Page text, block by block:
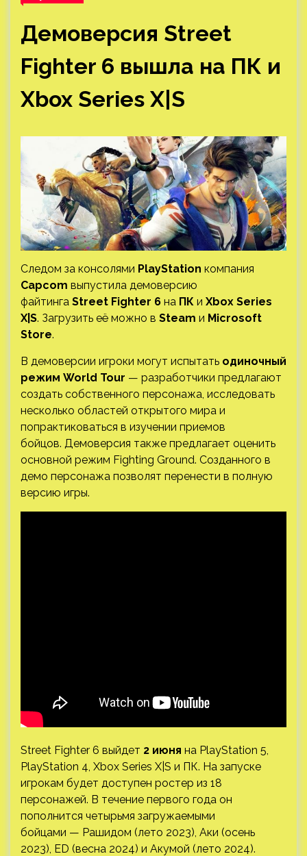
Демоверсия Street
Fighter 6 вышла на ПК и
Xbox Series X|S
Следом за консолями PlayStation компания
Capcom выпустила демоверсию
файтинга Street Fighter 6 на ПК и Xbox Series
X|S. Загрузить её можно в Steam и Microsoft
Store.
В демоверсии игроки могут испытать одиночный
режим World Tour — разработчики предлагают
создать собственного персонажа, исследовать
несколько областей открытого мира и
попрактиковаться в изучении приемов
бойцов. Демоверсия также предлагает оценить
основной режим Fighting Ground. Созданного в
демо персонажа позволят перенести в полную
версию игры.
Street Fighter 6 выйдет 2 июня на PlayStation 5,
PlayStation 4, Xbox Series X|S и ПК. На запуске
игрокам будет доступен ростер из 18
персонажей. В течение первого года он
пополнится четырьмя загружаемыми
бойцами — Рашидом (лето 2023), Аки (осень
2023), ED (весна 2024) и Акумой (лето 2024).